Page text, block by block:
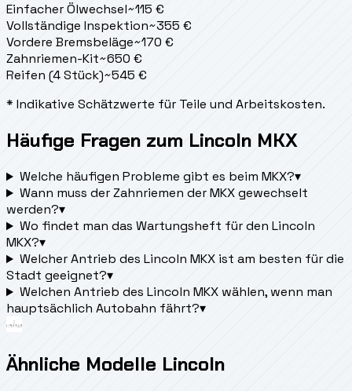
Einfacher Ölwechsel~115 €
Vollständige Inspektion~355 €
Vordere Bremsbeläge~170 €
Zahnriemen-Kit~650 €
Reifen (4 Stück)~545 €
* Indikative Schätzwerte für Teile und Arbeitskosten.
Häufige Fragen zum Lincoln MKX
Welche häufigen Probleme gibt es beim MKX?▾
Wann muss der Zahnriemen der MKX gewechselt
werden?▾
Wo findet man das Wartungsheft für den Lincoln
MKX?▾
Welcher Antrieb des Lincoln MKX ist am besten für die
Stadt geeignet?▾
Welchen Antrieb des Lincoln MKX wählen, wenn man
hauptsächlich Autobahn fährt?▾
Ähnliche Modelle Lincoln